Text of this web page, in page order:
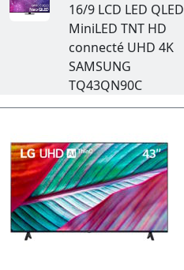
16/9 LCD LED QLED
MiniLED TNT HD
connecté UHD 4K
SAMSUNG
TQ43QN90C